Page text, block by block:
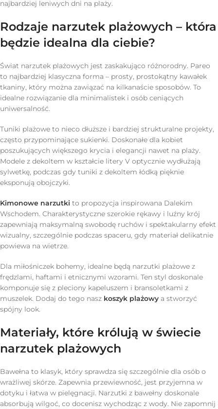
najbardziej leniwych dni na plaży.
Rodzaje narzutek plażowych – która
będzie idealna dla ciebie?
Świat narzutek plażowych jest zaskakująco różnorodny. Pareo
to najbardziej klasyczna forma – prosty, prostokątny kawałek
tkaniny, który można zawiązać na kilkanaście sposobów. To
idealne rozwiązanie dla minimalistek i osób ceniących
uniwersalność.
Tuniki plażowe to nieco dłuższe i bardziej strukturalne projekty,
często przypominające sukienki. Doskonałe dla kobiet
poszukujących większego krycia i elegancji nawet na plaży.
Modele z dekoltem w kształcie litery V optycznie wydłużają
sylwetkę, podczas gdy tuniki z dekoltem łódką pięknie
eksponują obojczyki.
Kimonowe narzutki to propozycja inspirowana Dalekim
Wschodem. Charakterystyczne szerokie rękawy i luźny krój
zapewniają maksymalną swobodę ruchów i spektakularny efekt
wizualny, szczególnie podczas spaceru, gdy materiał delikatnie
powiewa na wietrze.
Dla miłośniczek bohemy, idealne będą narzutki plażowe z
frędzlami, haftami i etnicznymi wzorami. Ten styl doskonale
komponuje się z pleciony kapeluszem i bransoletkami z
muszelek. Dodaj do tego nasz koszyk plażowy a stworzyć
spójny look.
Materiały, które królują w świecie
narzutek plażowych
Bawełna to klasyk, który sprawdza się szczególnie dla osób o
wrażliwej skórze. Zapewnia przewiewność, jest przyjemna w
dotyku i łatwa w pielęgnacji. Narzutki z bawełny doskonale
absorbują wilgoć, co docenisz wychodząc z wody. Nie zapomnij